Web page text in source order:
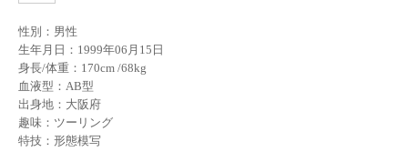
性別：男性
生年月日：1999年06月15日
身長/体重：170cm /68kg
血液型：AB型
出身地：大阪府
趣味：ツーリング
特技：形態模写